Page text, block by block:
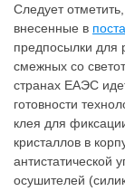
Следует
внесенные в
предпосылки для
смежных со
странах ЕАЭС
готовности
клея для
кристаллов в
антистатической
осушителей